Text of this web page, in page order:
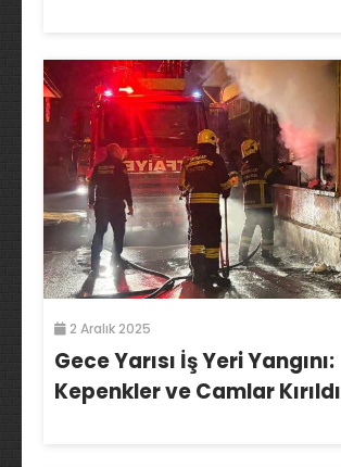
2 Aralık 2025
Gece Yarısı İş Yeri Yangını:
Kepenkler ve Camlar Kırıldı